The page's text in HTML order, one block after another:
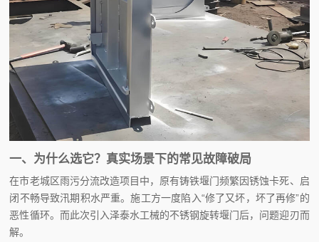
一、为什么选它？真实场景下的常见故障破局
在市老城区雨污分流改造项目中，原有铸铁堰门频繁因锈蚀卡死、启
闭不畅导致汛期积水严重。施工方一度陷入“修了又坏，坏了再修”的
恶性循环。而此次引入泽泰水工械的不锈钢旋转堰门后，问题迎刃而
解。